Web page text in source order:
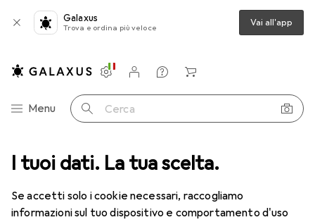
I tuoi dati. La tua scelta.
Se accetti solo i cookie necessari, raccogliamo
informazioni sul tuo dispositivo e comportamento d'uso
Galaxus
Trova e ordina più veloce Vai all'app
Categoria Navigazione
Menu Cerca
Impostazioni
Conto cliente
Liste di confronto
Liste dei desideri
Carrello
Canestri da basket più venduti
Questa pagina è sempre aggiornata e si aggiorna
automaticamente. i